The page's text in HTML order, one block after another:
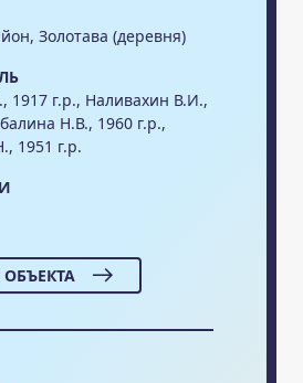
Золотава (деревня)
1917 г.р., Наливахин В.И.,
Н.В., 1960 г.р.,
1951 г.р.